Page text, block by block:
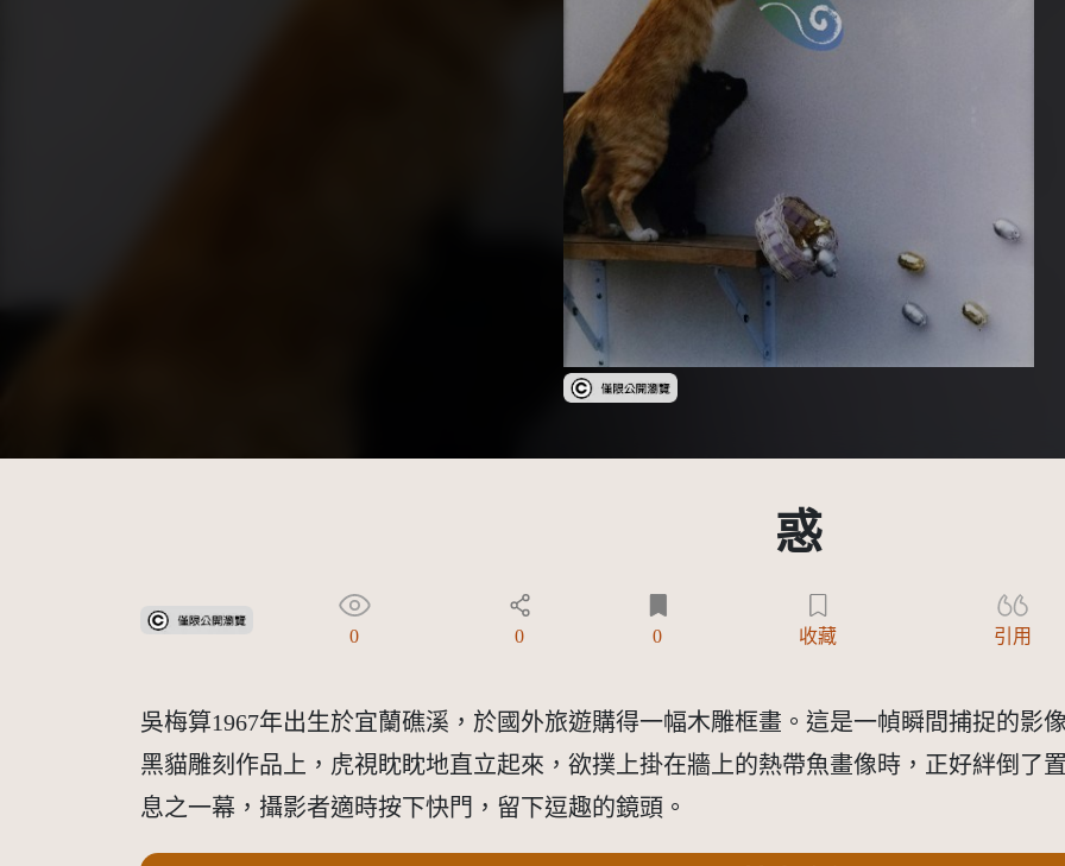
受著作權法保護-僅限於本平台有限度公開瀏覽
惑
受著作權法保護-僅限於本平台有限度公開瀏覽
0 0 0 收藏 引用
吳梅算1967年出生於宜蘭礁溪，於國外旅遊購得一幅木雕框畫。這是一幀瞬間捕捉的影
黑貓雕刻作品上，虎視眈眈地直立起來，欲撲上掛在牆上的熱帶魚畫像時，正好絆倒了
息之一幕，攝影者適時按下快門，留下逗趣的鏡頭。